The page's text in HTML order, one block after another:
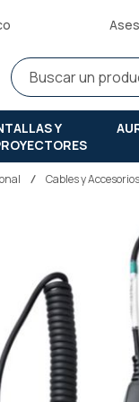
Y
Cables y Accesorios